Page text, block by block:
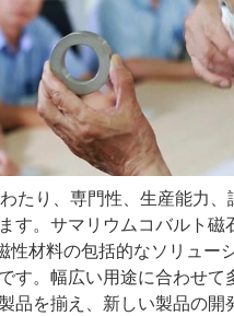
たり、専門性、生産能力
す。サマリウムコバルト磁
性材料の包括的なソリュー
す。幅広い用途に合わせて
品を揃え、新しい製品の開